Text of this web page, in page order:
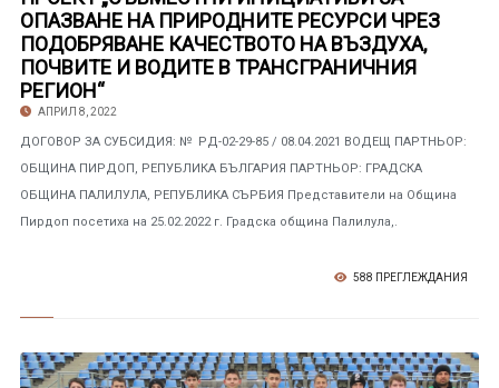
ОПАЗВАНЕ НА ПРИРОДНИТЕ РЕСУРСИ ЧРЕЗ
ПОДОБРЯВАНЕ КАЧЕСТВОТО НА ВЪЗДУХА,
ПОЧВИТЕ И ВОДИТЕ В ТРАНСГРАНИЧНИЯ
РЕГИОН“
АПРИЛ 8, 2022
ДОГОВОР ЗА СУБСИДИЯ: № РД-02-29-85 / 08.04.2021 ВОДЕЩ ПАРТНЬОР:
ОБЩИНА ПИРДОП, РЕПУБЛИКА БЪЛГАРИЯ ПАРТНЬОР: ГРАДСКА
ОБЩИНА ПАЛИЛУЛА, РЕПУБЛИКА СЪРБИЯ Представители на Община
Пирдоп посетиха на 25.02.2022 г. Градска община Палилула,.
588 ПРЕГЛЕЖДАНИЯ